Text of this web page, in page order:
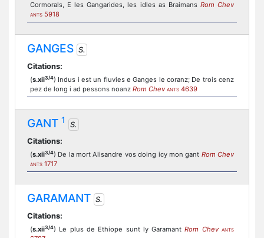
Cormorals, E les Gangarides, les idles as Braimans Rom Chev
ANTS 5918
GANGES S.
Citations:
(s.xii3/4) Indus i est un fluvies e Ganges le coranz; De trois cenz
pez de long i ad pessons noanz Rom Chev ANTS 4639
GANT 1
S.
Citations:
(s.xii3/4) De la mort Alisandre vos doing icy mon gant Rom Chev
ANTS 1717
GARAMANT S.
Citations:
(s.xii3/4) Le plus de Ethiope sunt ly GaramantRom Chev ANTS